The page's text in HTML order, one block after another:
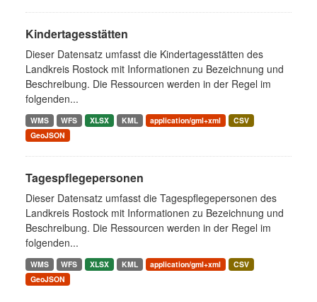
Kindertagesstätten
Dieser Datensatz umfasst die Kindertagesstätten des
Landkreis Rostock mit Informationen zu Bezeichnung und
Beschreibung. Die Ressourcen werden in der Regel im
folgenden...
WMS WFS XLSX KML application/gml+xml
CSV
GeoJSON
Tagespflegepersonen
Dieser Datensatz umfasst die Tagespflegepersonen des
Landkreis Rostock mit Informationen zu Bezeichnung und
Beschreibung. Die Ressourcen werden in der Regel im
folgenden...
WMS WFS XLSX KML application/gml+xml
CSV
GeoJSON